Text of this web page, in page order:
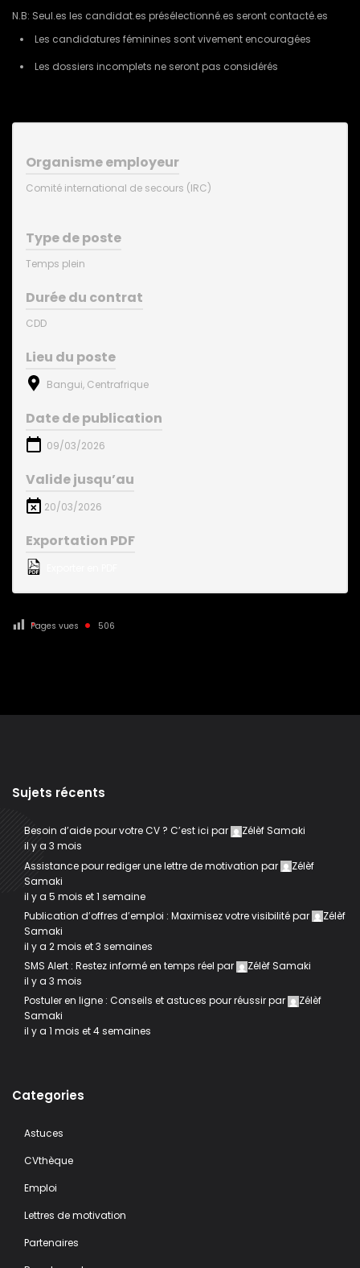
N.B: Seul.es les candidat.es présélectionné.es seront contacté.es
Les candidatures féminines sont vivement encouragées
Les dossiers incomplets ne seront pas considérés
Organisme employeur
Comité international de secours (IRC)
Type de poste
Temps plein
Durée du contrat
CDD
Lieu du poste
Bangui, Centrafrique
Date de publication
09/03/2026
Valide jusqu’au
20/03/2026
Exportation PDF
Pages vues 506
Sujets récents
Besoin d’aide pour votre CV ? C’est ici par
Zélèf Samaki
il y a 3 mois
Assistance pour rediger une lettre de motivation par
Zélèf
Samaki
il y a 5 mois et 1 semaine
Publication d’offres d’emploi : Maximisez votre visibilitépar
Zélèf
Samaki
il y a 2 mois et 3 semaines
SMS Alert : Restez informé en temps réel par
Zélèf Samaki
il y a 3 mois
Postuler en ligne : Conseils et astuces pour réussirpar
Zélèf
Samaki
il y a 1 mois et 4 semaines
Categories
Astuces
CVthèque
Emploi
Lettres de motivation
Partenaires